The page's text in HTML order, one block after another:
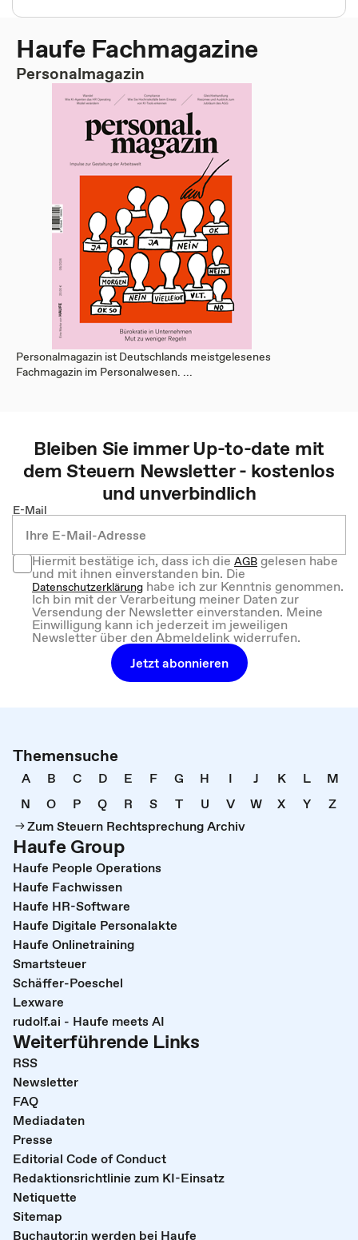
Haufe Fachmagazine
Personalmagazin
Personalmagazin ist Deutschlands meistgelesenes
Fachmagazin im Personalwesen. ...
Bleiben Sie immer Up-to-date mit
demSteuern Newsletter - kostenlos
und unverbindlich
E-Mail
Hiermit bestätige ich, dass ich dieAGBgelesen habe
und mit ihnen einverstanden bin. Die
Datenschutzerklärung habe ich zur Kenntnis genommen.
Ich bin mit der Verarbeitung meiner Daten zur
Versendung der Newsletter einverstanden. Meine
Einwilligung kann ich jederzeit im jeweiligen
Newsletter über den Abmeldelink widerrufen.
Jetzt abonnieren
Themensuche
A B C D E F G H I J K L
M
N
O P Q R S T U V W X Y
Z
Zum Steuern Rechtsprechung Archiv
Haufe Group
Haufe People Operations
Haufe Fachwissen
Haufe HR-Software
Haufe Digitale Personalakte
Haufe Onlinetraining
Smartsteuer
Schäffer-Poeschel
Lexware
rudolf.ai - Haufe meets AI
Weiterführende Links
RSS
Newsletter
FAQ
Mediadaten
Presse
Editorial Code of Conduct
Redaktionsrichtlinie zum KI-Einsatz
Netiquette
Sitemap
Buchautor:in werden bei Haufe